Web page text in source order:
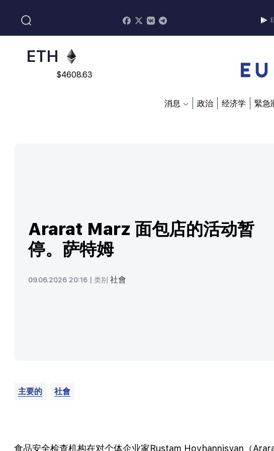
ADA
$0.868816
ETH
$4608.63
消息 政治 经济学 緊急
Ararat Marz 面包店的活动暂
停。萨特姆
09.06.2026 20:16 | 类别 社會
主要的 社會
食品安全检查机构在对个体企业家Rustam Hovhannisyan（